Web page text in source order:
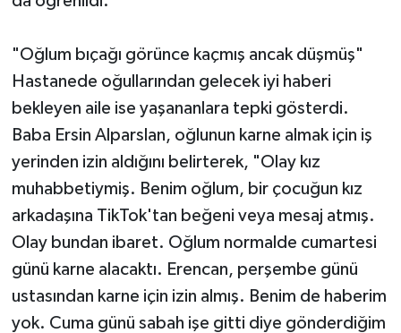
"Oğlum bıçağı görünce kaçmış ancak düşmüş"
Hastanede oğullarından gelecek iyi haberi
bekleyen aile ise yaşananlara tepki gösterdi.
Baba Ersin Alparslan, oğlunun karne almak için iş
yerinden izin aldığını belirterek, "Olay kız
muhabbetiymiş. Benim oğlum, bir çocuğun kız
arkadaşına TikTok'tan beğeni veya mesaj atmış.
Olay bundan ibaret. Oğlum normalde cumartesi
günü karne alacaktı. Erencan, perşembe günü
ustasından karne için izin almış. Benim de haberim
yok. Cuma günü sabah işe gitti diye gönderdiğim